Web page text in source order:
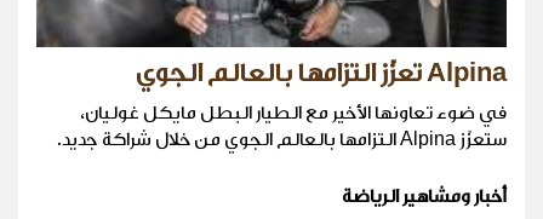
Alpina تعزّز التزامها بالعالم الجوي
في ضوء تعاونها الأخير مع الطيار البطل مايكل غوليان،
ستعزّز Alpina التزامها بالعالم الجوي من خلال شراكة جديد.
أخبار ومشاهير الرياضة